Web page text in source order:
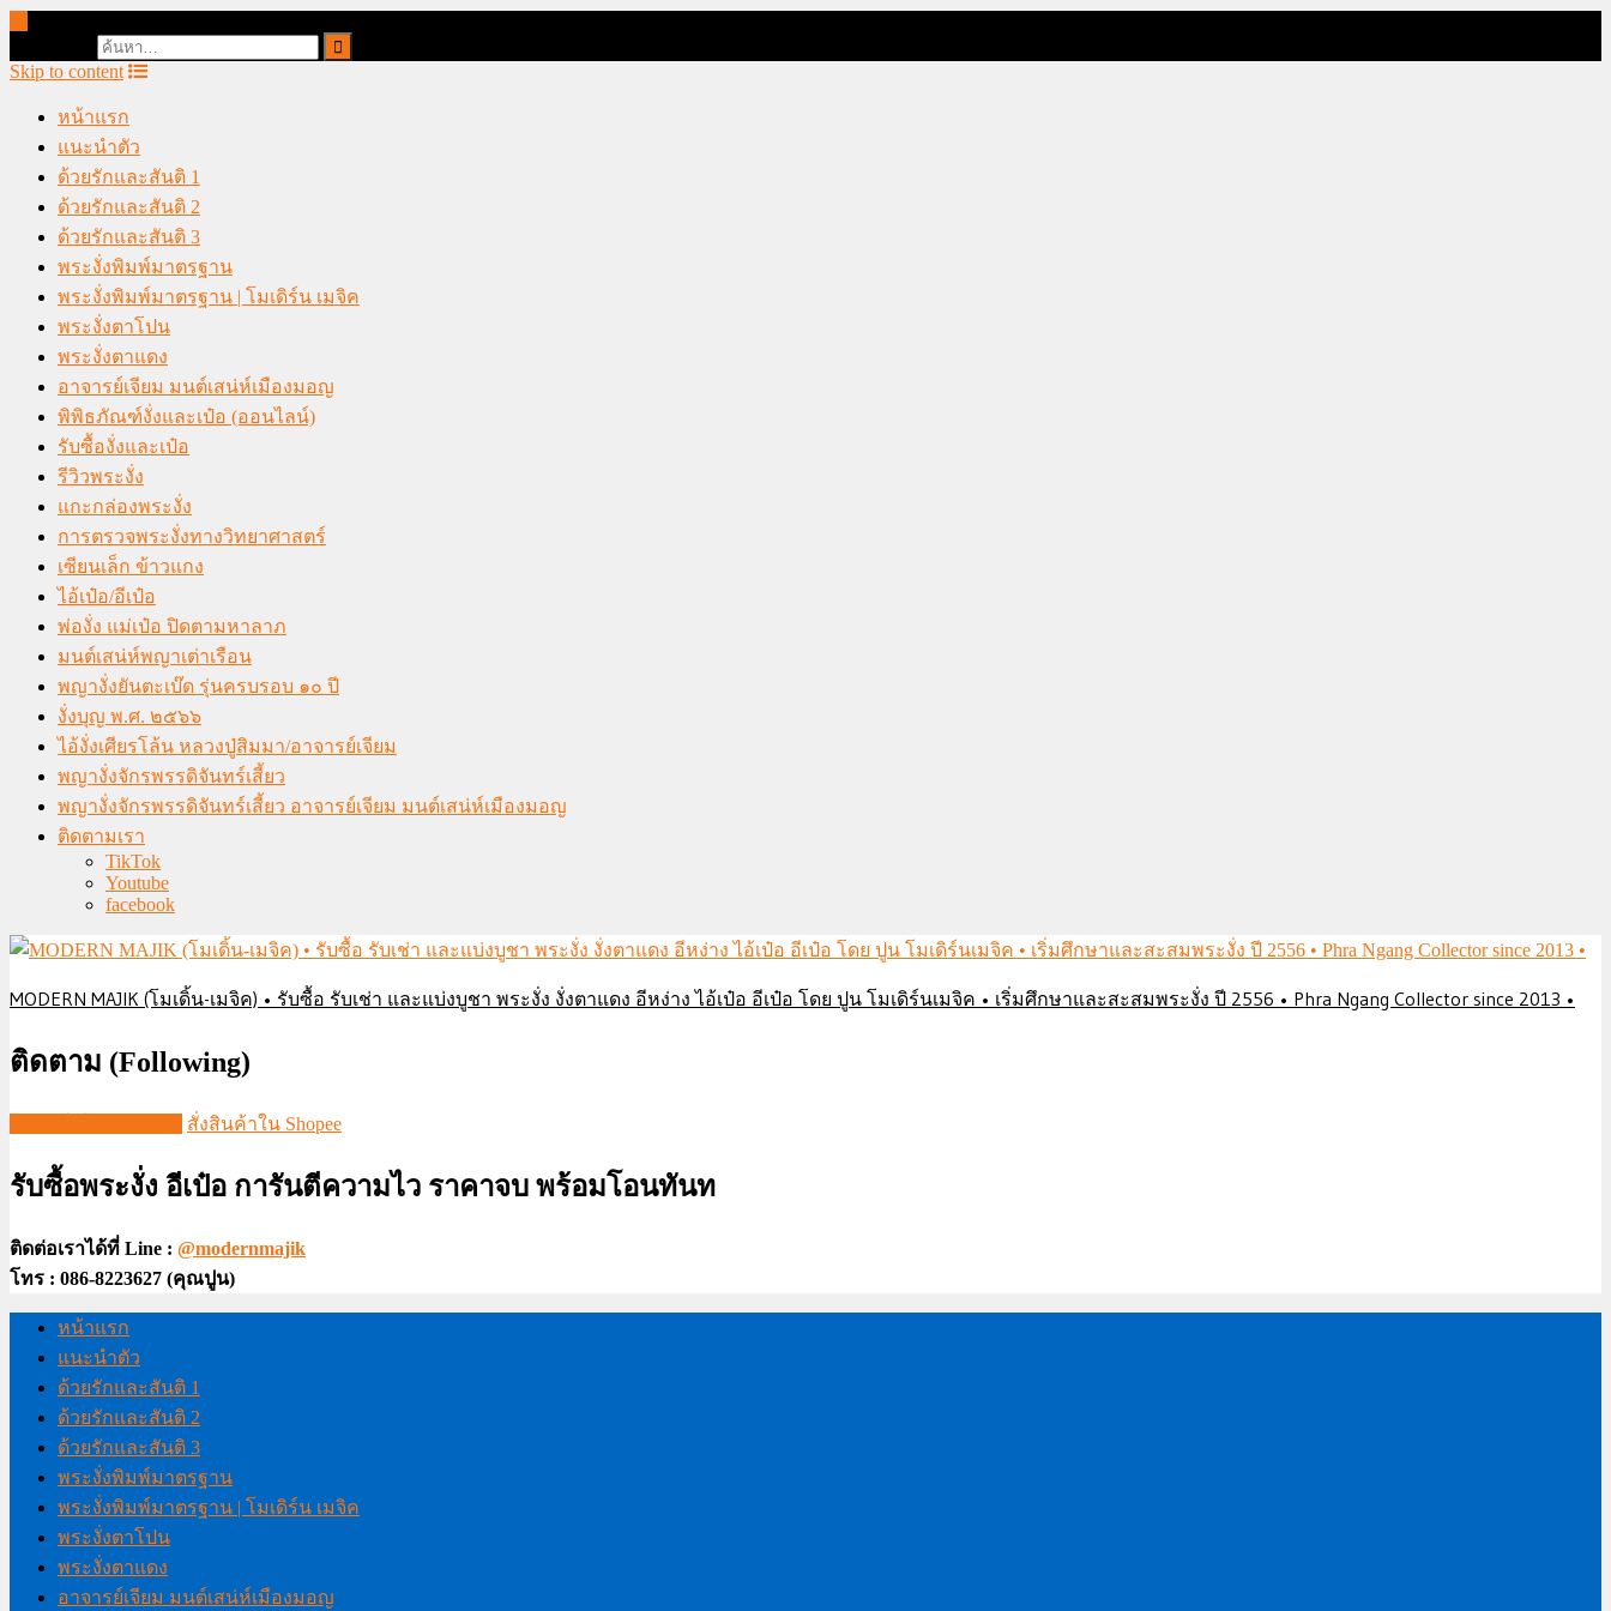
Skip to content
หน้าแรก
แนะนำตัว
ด้วยรักและสันติ 1
ด้วยรักและสันติ 2
ด้วยรักและสันติ 3
พระงั่งพิมพ์มาตรฐาน
พระงั่งพิมพ์มาตรฐาน | โมเดิร์น เมจิค
พระงั่งตาโปน
พระงั่งตาแดง
อาจารย์เจียม มนต์เสน่ห์เมืองมอญ
พิพิธภัณฑ์งั่งและเป๋อ (ออนไลน์)
รับซื้องั่งและเป๋อ
รีวิวพระงั่ง
แกะกล่องพระงั่ง
การตรวจพระงั่งทางวิทยาศาสตร์
เซียนเล็ก ข้าวแกง
ไอ้เป๋อ/อีเป๋อ
พ่องั่ง แม่เป๋อ ปิดตามหาลาภ
มนต์เสน่ห์พญาเต่าเรือน
พญางั่งยันตะเบ๊ด รุ่นครบรอบ ๑๐ ปี
งั่งบุญ พ.ศ. ๒๕๖๖
ไอ้งั่งเศียรโล้น หลวงปู่สิมมา/อาจารย์เจียม
พญางั่งจักรพรรดิจันทร์เสี้ยว
พญางั่งจักรพรรดิจันทร์เสี้ยว อาจารย์เจียม มนต์เสน่ห์เมืองมอญ
ติดตามเรา
TikTok
Youtube
facebook
MODERN MAJIK (โมเดิ้น-เมจิค) • รับซื้อ รับเช่า และแบ่งบูชา พระงั่ง งั่งตาแดง อีหง่าง ไอ้เป๋อ อีเป๋อ โดย ปูน โมเดิร์นเมจิค • เริ่มศึกษาและสะสมพระงั่ง ปี 2556 • Phra Ngang Collector since 2013 •
ติดตาม (Following)
สั่งสินค้าใน Shopee
รับซื้อพระงั่ง อีเป๋อ การันตีความไว ราคาจบ พร้อมโอนทันท
ติดต่อเราได้ที่ Line : @modernmajik
โทร : 086-8223627 (คุณปูน)
หน้าแรก
แนะนำตัว
ด้วยรักและสันติ 1
ด้วยรักและสันติ 2
ด้วยรักและสันติ 3
พระงั่งพิมพ์มาตรฐาน
พระงั่งพิมพ์มาตรฐาน | โมเดิร์น เมจิค
พระงั่งตาโปน
พระงั่งตาแดง
อาจารย์เจียม มนต์เสน่ห์เมืองมอญ